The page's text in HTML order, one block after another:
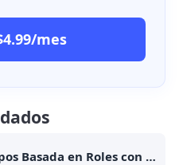
mes
Gestión de Grupos Basada en Roles con Teléfonos en la Nube: Moderadores y Embajadores